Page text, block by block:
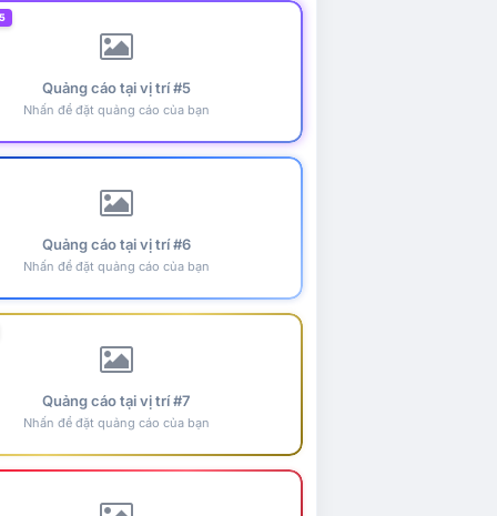
Quảng cáo tại vị trí #5
Nhấn để đặt quảng cáo của bạn
Quảng cáo tại vị trí #6
Nhấn để đặt quảng cáo của bạn
Quảng cáo tại vị trí #7
Nhấn để đặt quảng cáo của bạn